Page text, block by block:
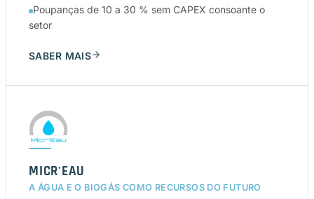
Poupanças de 10 a 30 % sem CAPEX consoante o
setor
SABER MAIS
MICR'EAU
A ÁGUA E O BIOGÁS COMO RECURSOS DO FUTURO